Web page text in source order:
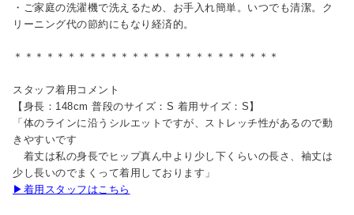
・ご家庭の洗濯機で洗えるため、お手入れ簡単。いつでも清潔。ク
リーニング代の節約にもなり経済的。
＊＊＊＊＊＊＊＊＊＊＊＊＊＊＊＊＊＊＊＊＊＊＊＊＊
スタッフ着用コメント
【身長：148cm 普段のサイズ：S 着用サイズ：S】
「体のラインに沿うシルエットですが、ストレッチ性があるので動
きやすいです
着丈は私の身長でヒップ真ん中より少し下くらいの長さ、袖丈は
少し長いのでまくって着用しております」
▶着用スタッフはこちら